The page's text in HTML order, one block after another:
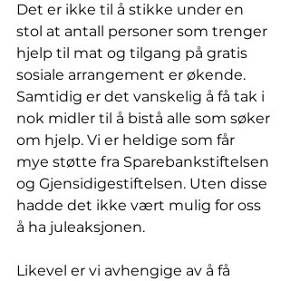
Det er ikke til å stikke under en
stol at antall personer som trenger
hjelp til mat og tilgang på gratis
sosiale arrangement er økende.
Samtidig er det vanskelig å få tak i
nok midler til å bistå alle som søker
om hjelp. Vi er heldige som får
mye støtte fra Sparebankstiftelsen
og Gjensidigestiftelsen. Uten disse
hadde det ikke vært mulig for oss
å ha juleaksjonen.
Likevel er vi avhengige av å få